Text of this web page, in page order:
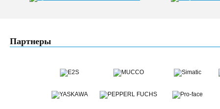
Партнеры